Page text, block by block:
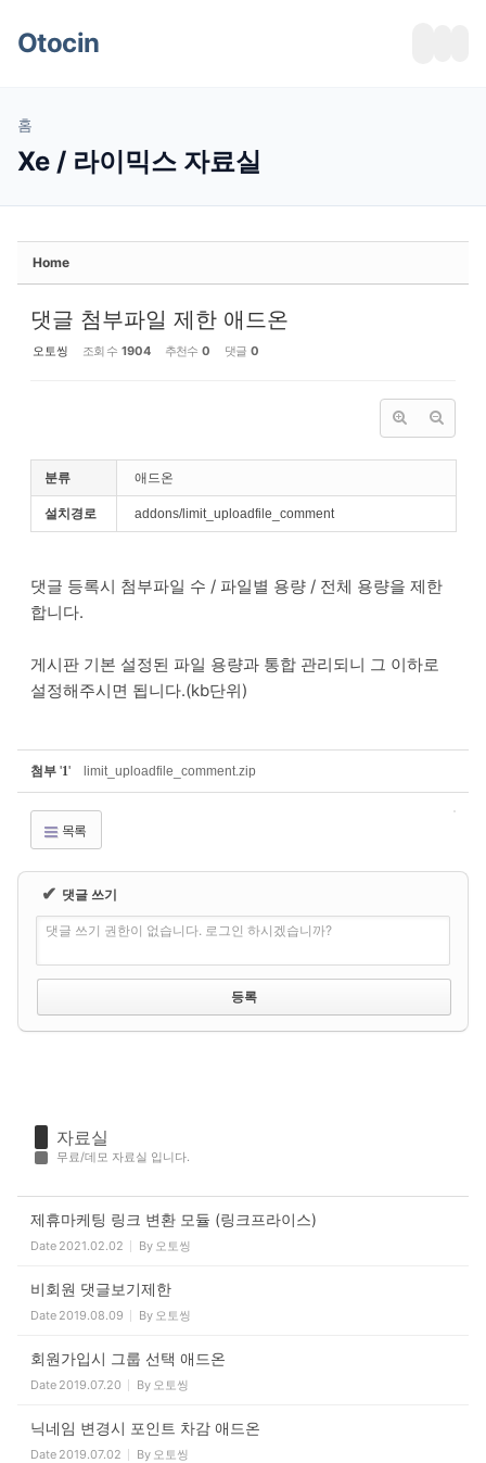
Otocin
홈
Xe / 라이믹스 자료실
Home
댓글 첨부파일 제한 애드온
오토씽 조회 수 1904 추천수 0 댓글 0
분류 애드온
설치경로 addons/limit_uploadfile_comment
댓글 등록시 첨부파일 수 / 파일별 용량 / 전체 용량을 제한
합니다.
게시판 기본 설정된 파일 용량과 통합 관리되니 그 이하로
설정해주시면 됩니다.(kb단위)
첨부 '1' limit_uploadfile_comment.zip
목록
✔ 댓글 쓰기
댓글 쓰기 권한이 없습니다. 로그인 하시겠습니까?
자료실
무료/데모 자료실 입니다.
제휴마케팅 링크 변환 모듈 (링크프라이스)
Date 2021.02.02 By 오토씽
비회원 댓글보기제한
Date 2019.08.09 By 오토씽
회원가입시 그룹 선택 애드온
Date 2019.07.20 By 오토씽
닉네임 변경시 포인트 차감 애드온
Date 2019.07.02 By 오토씽